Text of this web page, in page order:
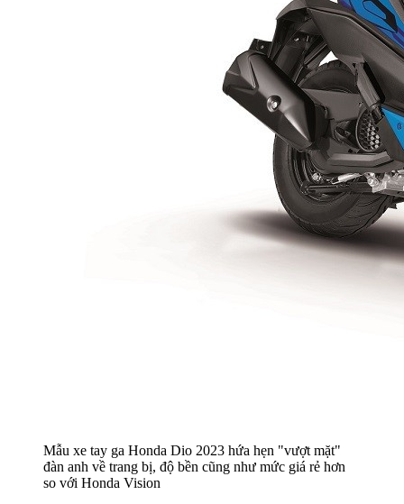
Mẫu xe tay ga Honda Dio 2023 hứa hẹn "vượt mặt"
đàn anh về trang bị, độ bền cũng như mức giá rẻ hơn
so với Honda Vision